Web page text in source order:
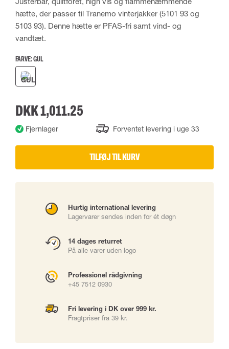
hætte, der passer til Tranemo vinterjakker (5101 93 og
5103 93). Denne hætte er PFAS-fri samt vind- og
vandtæt.
FARVE:GUL
DKK 1,011.25
Fjernlager Forventet levering i uge 33
TILFØJ TIL KURV
Hurtig international levering
Lagervarer sendes inden for ét døgn
14 dages returret
På alle varer uden logo
Professionel rådgivning
+45 7512 0930
Fri levering i DK over 999 kr.
Fragtpriser fra 39 kr.